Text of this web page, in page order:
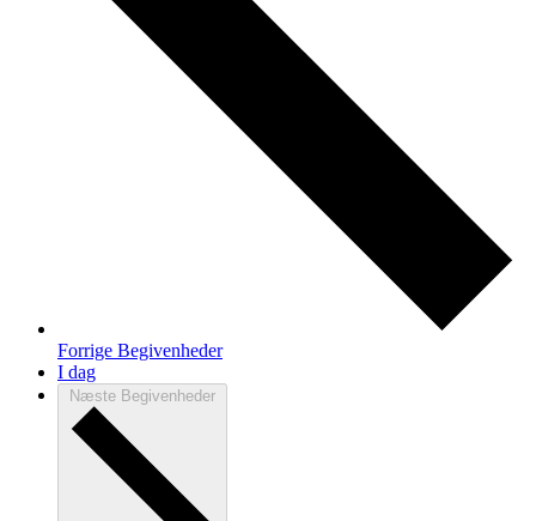
Forrige Begivenheder
I dag
Næste Begivenheder